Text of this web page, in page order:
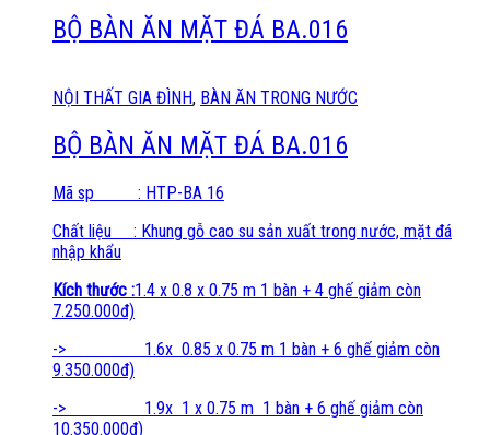
BỘ BÀN ĂN MẶT ĐÁ BA.016
NỘI THẤT GIA ĐÌNH, BÀN ĂN TRONG NƯỚC
BỘ BÀN ĂN MẶT ĐÁ BA.016
Mã sp : HTP-BA 16
Chất liệu : Khung gỗ cao su sản xuất trong nước, mặt đá
nhập khẩu
Kích thước :1.4 x 0.8 x 0.75 m 1 bàn + 4 ghế giảm còn
7.250.000đ)
-> 1.6x 0.85 x 0.75 m 1 bàn + 6 ghế giảm còn
9.350.000đ)
-> 1.9x 1 x 0.75 m 1 bàn + 6 ghế giảm còn
10.350.000đ)